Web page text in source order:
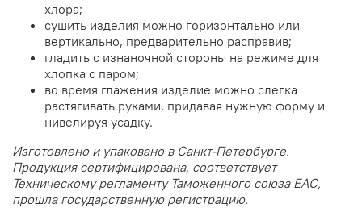
хлора;
сушить изделия можно горизонтально или
вертикально, предварительно расправив;
гладить с изнаночной стороны на режиме для
хлопка с паром;
во время глажения изделие можно слегка
растягивать руками, придавая нужную форму и
нивелируя усадку.
Изготовлено и упаковано в Санкт-Петербурге.
Продукция сертифицирована, соответствует
Техническому регламенту Таможенного союза EAC,
прошла государственную регистрацию.